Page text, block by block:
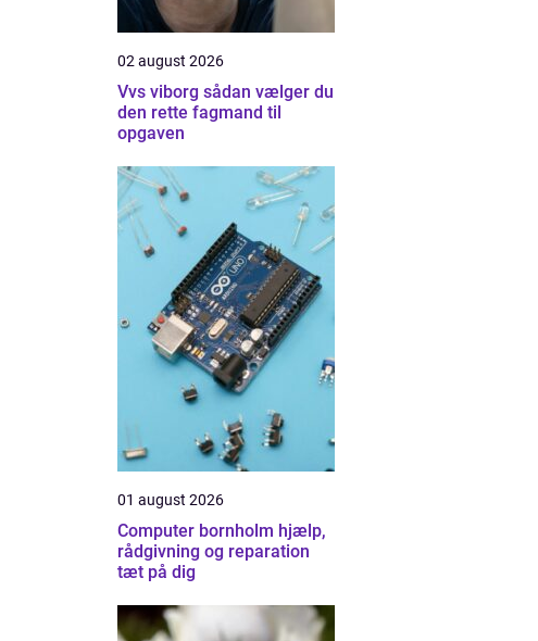
02 august 2026
Vvs viborg sådan vælger du
den rette fagmand til
opgaven
01 august 2026
Computer bornholm hjælp,
rådgivning og reparation
tæt på dig